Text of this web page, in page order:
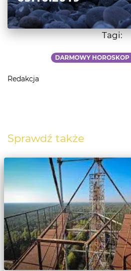
Tagi:
DARMOWY
Redakcja
Sprawdź także